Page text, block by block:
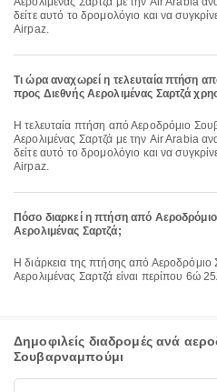
δείτε αυτό το δρομολόγιο και να
Airpaz.
Τι ώρα αναχωρεί η τελευταία πτήση
προς Διεθνής Αερολιμένας Σαρτζά
Η τελευταία πτήση από Αεροδρόμιο Σουβαρναμπούμι προς Διεθνής
Αερολιμένας Σαρτζά με την Air Arabia
δείτε αυτό το δρομολόγιο και να
Airpaz.
Πόσο διαρκεί η πτήση από
Αερολιμένας Σαρτζά;
Η διάρκεια της πτήσης από Αεροδρόμιο Σουβαρναμπούμι έως Διεθνής
Αερολιμένας Σαρτζά είναι περίπου 6ώ
Δημοφιλείς διαδρομές ανά
Σουβαρναμπούμι